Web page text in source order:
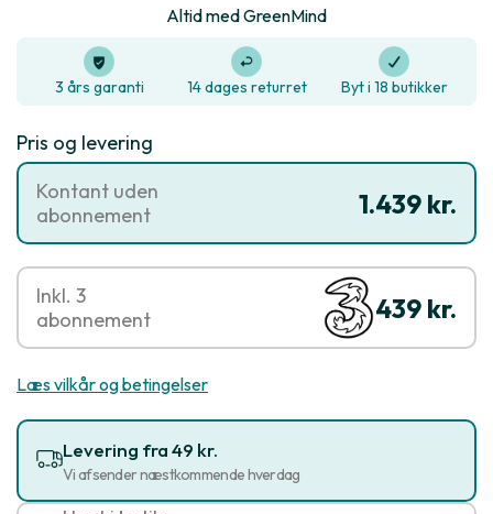
Altid med GreenMind
3 års garanti 14 dages returret Byt i 18 butikker
Pris og levering
1.439 kr.
Kontant uden
abonnement
439 kr.
Inkl. 3
abonnement
Læs vilkår og betingelser
Levering fra 49 kr.
Vi afsender næstkommende hverdag